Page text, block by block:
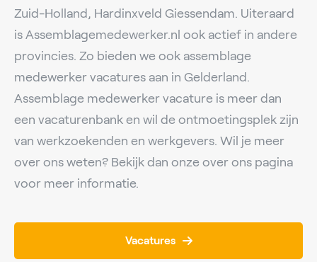
Zuid-Holland, Hardinxveld Giessendam. Uiteraard
is Assemblagemedewerker.nl ook actief in andere
provincies. Zo bieden we ook assemblage
medewerker vacatures aan in Gelderland.
Assemblage medewerker vacature is meer dan
een vacaturenbank en wil de ontmoetingsplek zijn
van werkzoekenden en werkgevers. Wil je meer
over ons weten? Bekijk dan onze over ons pagina
voor meer informatie.
Vacatures